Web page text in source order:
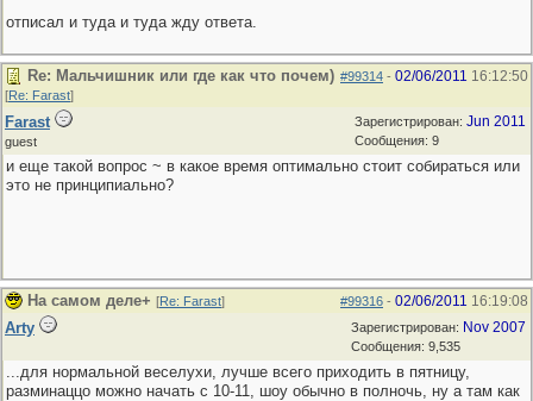
отписал и туда и туда жду ответа.
#99314 - 02/06/2011 16:12:50
Re: Мальчишник или где как что почем)
[Re: Farast]
Зарегистрирован: Jun 2011
Сообщения: 9
Farast
guest
и еще такой вопрос ~ в какое время оптимально стоит собираться или
это не принципиально?
#99316 - 02/06/2011 16:19:08
На самом деле+ [Re: Farast]
Зарегистрирован: Nov 2007
Сообщения: 9,535
Arty
...для нормальной веселухи, лучше всего приходить в пятницу,
разминаццо можно начать с 10-11, шоу обычно в полночь, ну а там как